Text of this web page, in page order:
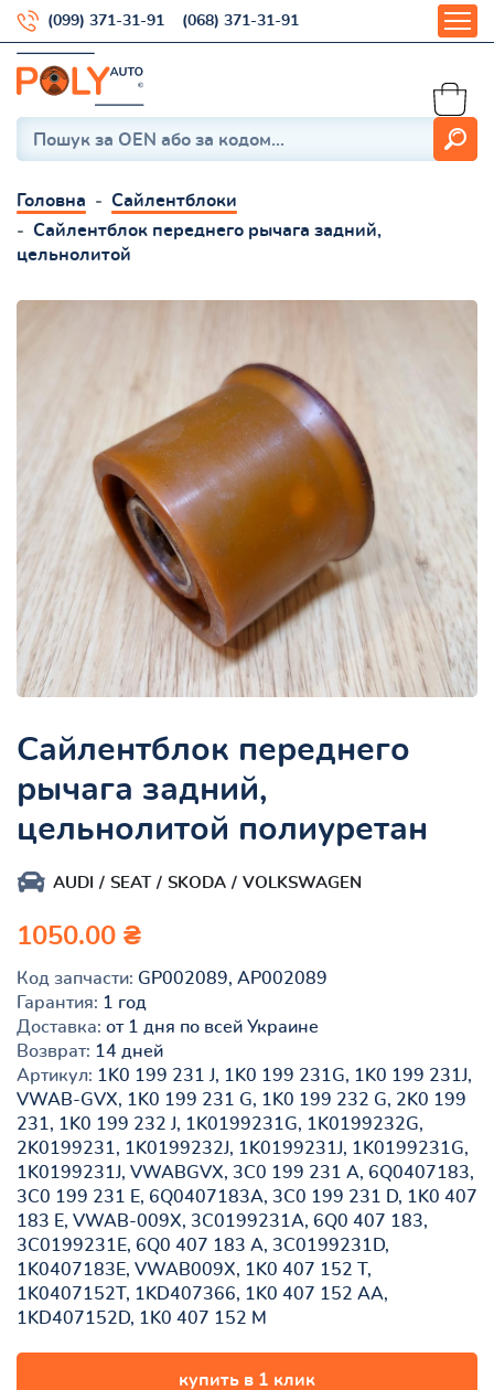
(099) 371-31-91 (068) 371-31-91
Головна
Сайлентблоки
Сайлентблок переднего рычага задний,
цельнолитой
Сайлентблок переднего
рычага задний,
цельнолитой полиуретан
AUDI SEAT SKODA VOLKSWAGEN
1050.00 ₴
Код запчасти: GP002089, AP002089
Гарантия: 1 год
Доставка: от 1 дня по всей Украине
Возврат: 14 дней
Артикул: 1K0 199 231 J, 1K0 199 231G, 1K0 199 231J,
VWAB-GVX, 1K0 199 231 G, 1K0 199 232 G, 2K0 199
231, 1K0 199 232 J, 1K0199231G, 1K0199232G,
2K0199231, 1K0199232J, 1K0199231J, 1K0199231G,
1K0199231J, VWABGVX, 3C0 199 231 A, 6Q0407183,
3C0 199 231 E, 6Q0407183A, 3C0 199 231 D, 1K0 407
183 E, VWAB-009X, 3C0199231A, 6Q0 407 183,
3C0199231E, 6Q0 407 183 A, 3C0199231D,
1K0407183E, VWAB009X, 1K0 407 152 T,
1K0407152T, 1KD407366, 1K0 407 152 AA,
1KD407152D, 1K0 407 152 M
купить в 1 клик